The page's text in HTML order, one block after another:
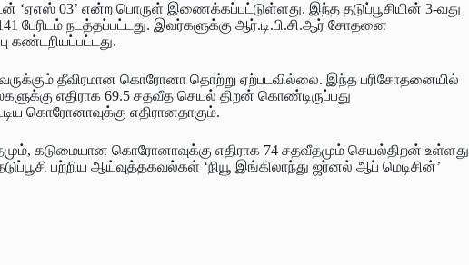
‘ஏஎஸ் 03’ என்ற பொருள் இணைக்கப்பட்டுள்ளது. இந்த தடுப்பூசியின் 3-வது
பேரிடம் நடத்தப்பட்டது. இவர்களுக்கு ஆர்.டி.பி.சி.ஆர் சோதனை
கண்டறியப்பட்டது.
தீவிரமான கொரோனா தொற்று ஏற்படவில்லை. இந்த பரிசோதனையில்
எதிராக 69.5 சதவீத செயல் திறன் கொண்டிருப்பது
கொரோனாவுக்கு எதிரானதாகும்.
கடுமையான கொரோனாவுக்கு எதிராக 74 சதவீதமும் செயல்திறன் உள்ளது
பற்றிய ஆய்வுத்தகவல்கள் ‘நியூ இங்கிலாந்து ஜர்னல் ஆப் மெடிசின்’